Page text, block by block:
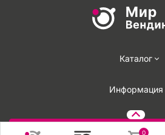
0
Каталог
Информация
Задать вопрос